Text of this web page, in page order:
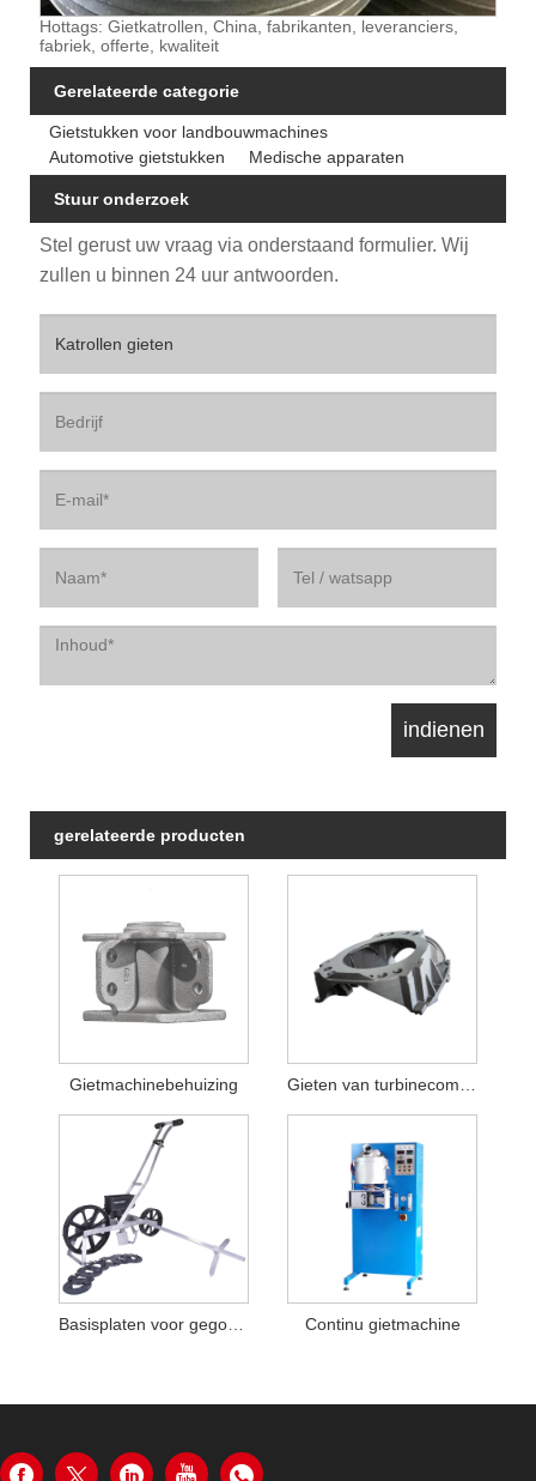
Hottags: Gietkatrollen, China, fabrikanten, leveranciers,
fabriek, offerte, kwaliteit
Gerelateerde categorie
Gietstukken voor landbouwmachines
Automotive gietstukken
Medische apparaten
Stuur onderzoek
Stel gerust uw vraag via onderstaand formulier. Wij
zullen u binnen 24 uur antwoorden.
gerelateerde producten
Gietmachinebehuizing
Continu gietmachine